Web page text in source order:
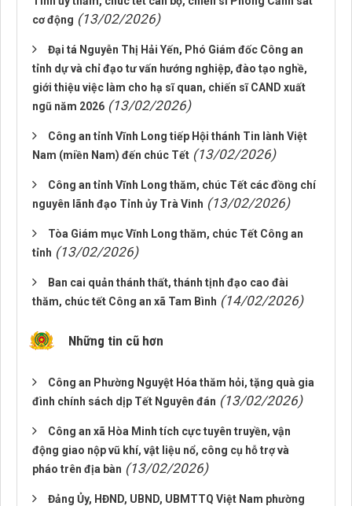
cơ động (13/02/2026)
Đại tá Nguyễn Thị Hải Yến, Phó Giám đốc Công an
tỉnh dự và chỉ đạo tư vấn hướng nghiệp, đào tạo nghề,
giới thiệu việc làm cho hạ sĩ quan, chiến sĩ CAND xuất
ngũ năm 2026 (13/02/2026)
Công an tỉnh Vĩnh Long tiếp Hội thánh Tin lành Việt
Nam (miền Nam) đến chúc Tết (13/02/2026)
Công an tỉnh Vĩnh Long thăm, chúc Tết các đồng chí
nguyên lãnh đạo Tỉnh ủy Trà Vinh (13/02/2026)
Tòa Giám mục Vĩnh Long thăm, chúc Tết Công an
tỉnh (13/02/2026)
Ban cai quản thánh thất, thánh tịnh đạo cao đài
thăm, chúc tết Công an xã Tam Bình (14/02/2026)
Những tin cũ hơn
Công an Phường Nguyệt Hóa thăm hỏi, tặng quà gia
đình chính sách dịp Tết Nguyên đán (13/02/2026)
Công an xã Hòa Minh tích cực tuyên truyền, vận
động giao nộp vũ khí, vật liệu nổ, công cụ hỗ trợ và
pháo trên địa bàn (13/02/2026)
Đảng Ủy, HĐND, UBND, UBMTTQ Việt Nam phường